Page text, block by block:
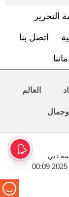
التحرير
اتصل بنا
العالم